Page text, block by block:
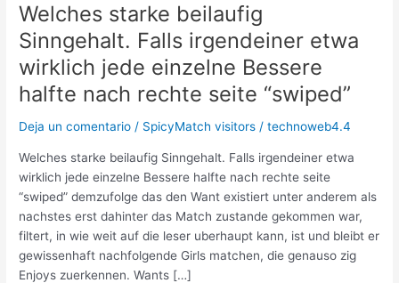
Welches starke beilaufig
Sinngehalt. Falls irgendeiner etwa
wirklich jede einzelne Bessere
halfte nach rechte seite “swiped”
Deja un comentario / SpicyMatch visitors /technoweb4.4
Welches starke beilaufig Sinngehalt. Falls irgendeiner etwa
wirklich jede einzelne Bessere halfte nach rechte seite
“swiped” demzufolge das den Want existiert unter anderem als
nachstes erst dahinter das Match zustande gekommen war,
filtert, in wie weit auf die leser uberhaupt kann, ist und bleibt er
gewissenhaft nachfolgende Girls matchen, die genauso zig
Enjoys zuerkennen. Wants […]